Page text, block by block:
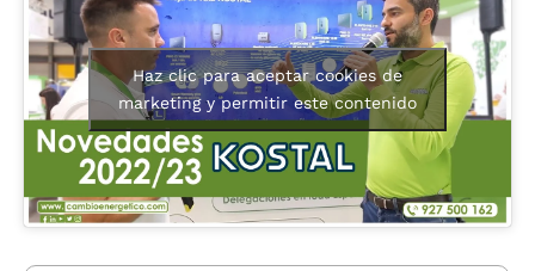
Haz clic para aceptar cookies de
marketing y permitir este contenido